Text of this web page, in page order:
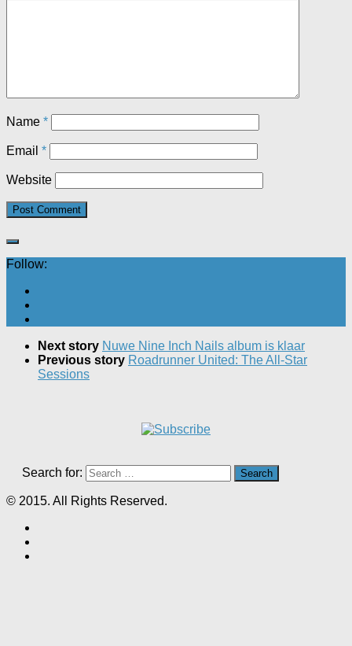
Name *
Email *
Website
Follow:
Next story Nuwe Nine Inch Nails album is klaar
Previous story Roadrunner United: The All-Star
Sessions
Search for:
© 2015. All Rights Reserved.